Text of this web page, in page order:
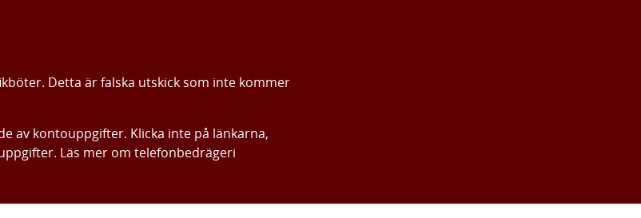
Detta är falska utskick som inte kommer
av kontouppgifter. Klicka inte på länkarna,
Läs mer om telefonbedrägeri